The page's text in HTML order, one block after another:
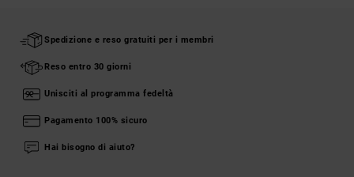
Spedizione e reso gratuiti per i membri
Reso entro 30 giorni
Unisciti al programma fedeltà
Pagamento 100% sicuro
Hai bisogno di aiuto?